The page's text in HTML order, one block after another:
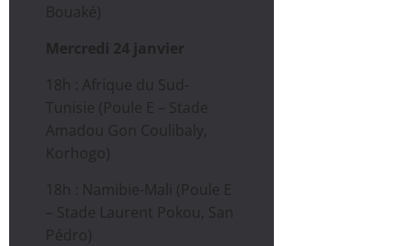
Bouaké)
Mercredi 24 janvier
18h : Afrique du Sud-
Tunisie (Poule E – Stade
Amadou Gon Coulibaly,
Korhogo)
18h : Namibie-Mali (Poule E
– Stade Laurent Pokou, San
Pédro)